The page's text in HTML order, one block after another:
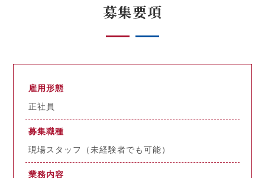
募集要項
雇用形態
正社員
募集職種
現場スタッフ（未経験者でも可能）
業務内容